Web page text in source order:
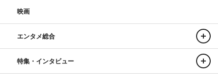
映画
エンタメ総合
特集・インタビュー